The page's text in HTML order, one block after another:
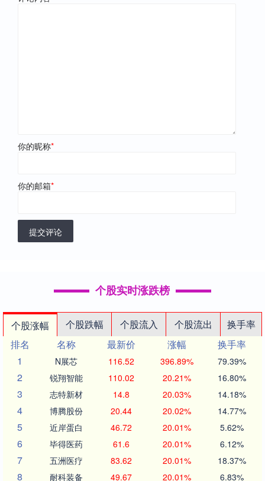
你的昵称*
你的邮箱*
提交评论
个股实时涨跌榜
个股涨幅 个股跌幅 个股流入 个股流出
换手率
排名
名称 最新价 涨幅
换手率
1
N展芯 116.52 396.89% 79.39%
2 锐翔智能 110.02 20.21% 16.80%
3 志特新材 14.8 20.03% 14.18%
4 博腾股份 20.44 20.02% 14.77%
5 近岸蛋白 46.72 20.01% 5.62%
6 毕得医药 61.6 20.01% 6.12%
7 五洲医疗 83.62 20.01% 18.37%
8 耐科装备 49.67 20.01% 6.83%